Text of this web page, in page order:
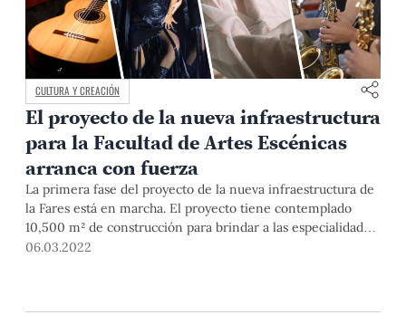
CULTURA Y CREACIÓN
El proyecto de la nueva infraestructura
para la Facultad de Artes Escénicas
arranca con fuerza
La primera fase del proyecto de la nueva infraestructura de
la Fares está en marcha. El proyecto tiene contemplado
10,500 m² de construcción para brindar a las especialidades
de esta facultad un espacio integral.
06.03.2022